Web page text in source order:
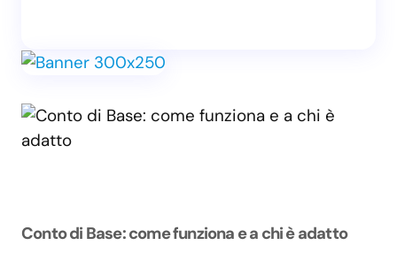
Conto di Base: come funziona e a chi è adatto